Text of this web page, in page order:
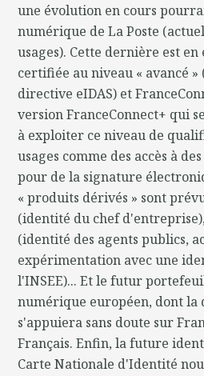
une évolution en cours
numérique de La Poste
usages). Cette dernière est
certifiée au niveau « avancé »
directive eIDAS) et
version FranceConnect+ qui
à exploiter ce niveau de
usages comme des accès à
pour de la signature
« produits dérivés » sont
(identité du chef
(identité des agents publics,
expérimentation avec une
l'INSEE)... Et le futur
numérique européen, dont la
s'appuiera sans doute sur
Français. Enfin, la future
Carte Nationale d'Identité